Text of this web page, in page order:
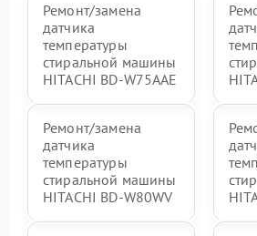
Ремонт/замена
датчика
температуры
стиральной машины
HITACHI BD-W75AAE
Ремонт/замена
датчика
температуры
стиральной машины
HITACHI BD-W80WV